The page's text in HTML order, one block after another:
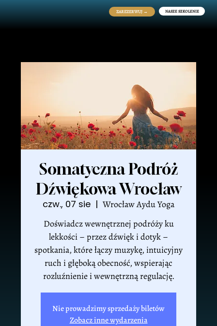
ZAREZERWUJ → NASZE SZKOLENIE
Somatyczna Podróż
Dźwiękowa Wrocław
czw., 07 sie
  |
Wrocław Aydu Yoga
Doświadcz wewnętrznej podróży ku
lekkości – przez dźwięk i dotyk –
spotkania, które łączy muzykę, intuicyjny
ruch i głęboką obecność, wspierając
rozluźnienie i wewnętrzną regulację.
Nie prowadzimy sprzedaży biletów
Zobacz inne wydarzenia